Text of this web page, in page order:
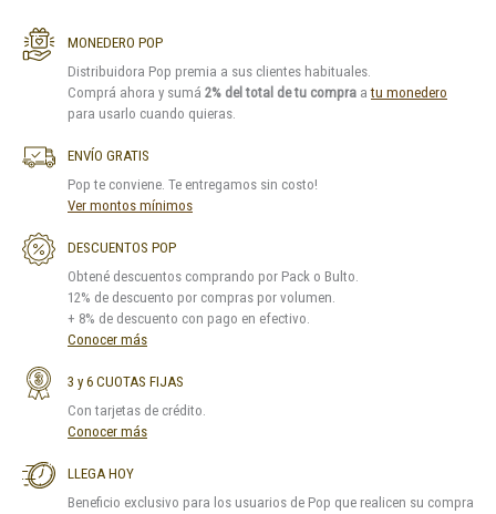
MONEDERO POP
Distribuidora Pop premia a sus clientes habituales.
Comprá ahora y sumá 2% del total de tu compra atu monedero
para usarlo cuando quieras.
ENVÍO GRATIS
Pop te conviene. Te entregamos sin costo!
Ver montos mínimos
DESCUENTOS POP
Obtené descuentos comprando por Pack o Bulto.
12% de descuento por compras por volumen.
+ 8% de descuento con pago en efectivo.
Conocer más
3 y 6 CUOTAS FIJAS
Con tarjetas de crédito.
Conocer más
LLEGA HOY
Beneficio exclusivo para los usuarios de Pop que realicen su compra